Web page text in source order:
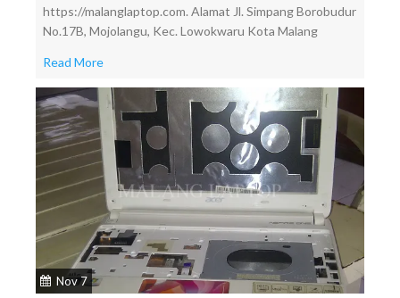
https://malanglaptop.com. Alamat Jl. Simpang Borobudur
No.17B, Mojolangu, Kec. Lowokwaru Kota Malang
Read More
Nov 7